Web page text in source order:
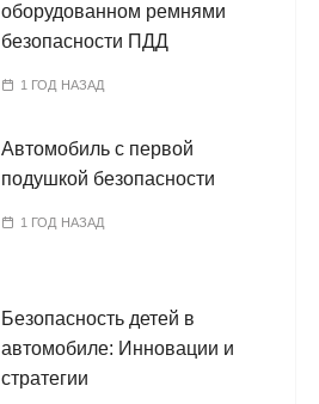
оборудованном ремнями
безопасности ПДД
1 ГОД НАЗАД
Автомобиль с первой
подушкой безопасности
1 ГОД НАЗАД
Безопасность детей в
автомобиле: Инновации и
стратегии